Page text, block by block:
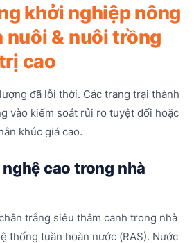
khởi nghiệp nông
nuôi & nuôi trồng
cao
đã lỗi thời. Các trang trại thành
vào kiểm soát rủi ro tuyệt đối hoặc
khúc giá cao.
cao trong nhà
trắng siêu thâm canh trong nhà
thống tuần hoàn nước (RAS). Nước